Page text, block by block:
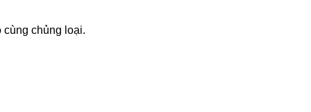
chủng loại.